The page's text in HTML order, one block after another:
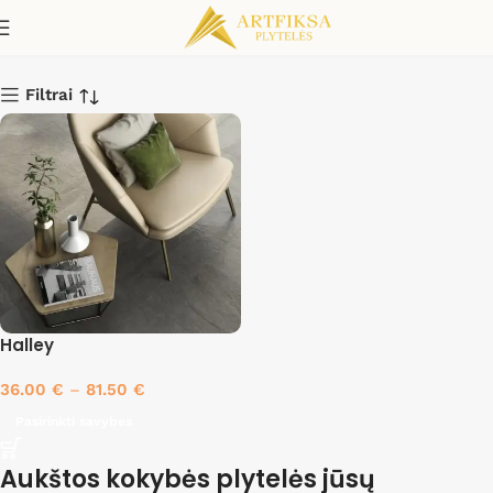
60x120 20mm
Filtrai
Halley
36.00 € – 81.50 €
Aukštos kokybės plytelės jūsų